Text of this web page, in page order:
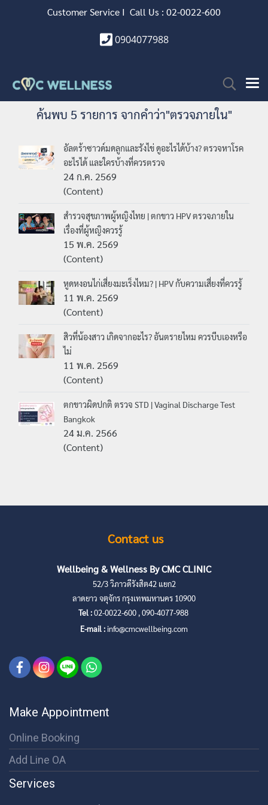
Customer Service I Call Us : 02-0022-600
0904077988
ค้นพบ 5 รายการ จากคำว่า"ตรวจภายใน"
อัลตร้าซาวด์มดลูกและรังไข่ ดูอะไรได้บ้าง? ตรวจหาโรค
อะไรได้ และใครบ้างที่ควรตรวจ
24 ก.ค. 2569
(Content)
สำรวจสุขภาพผู้หญิงไทย | ตกขาว HPV ตรวจภายใน
เรื่องที่ผู้หญิงควรรู้
15 พ.ค. 2569
(Content)
หูดหงอนไก่เสี่ยงมะเร็งไหม? | HPV กับความเสี่ยงที่ควรรู้
11 พ.ค. 2569
(Content)
สิวที่น้องสาว เกิดจากอะไร? อันตรายไหม ควรบีบเองหรือ
ไม่
11 พ.ค. 2569
(Content)
ตกขาวผิดปกติ ตรวจ STD | Vaginal Discharge Test
Bangkok
24 ม.ค. 2566
(Content)
Contact us
Wellbeing & Wellness By CMC CLINIC
52/3 วิภาวดีรังสิต42 แยก2
ลาดยาว จตุจักร กรุงเทพมหานคร 10900
Tel :02-0022-600 , 090-4077-988
E-mail : info@cmcwellbeing.com
Make Appointment
Online Booking
Add Line OA
Services